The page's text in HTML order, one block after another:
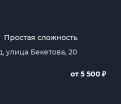
Простая сложность
улица Бекетова, 20
от 5 500 ₽